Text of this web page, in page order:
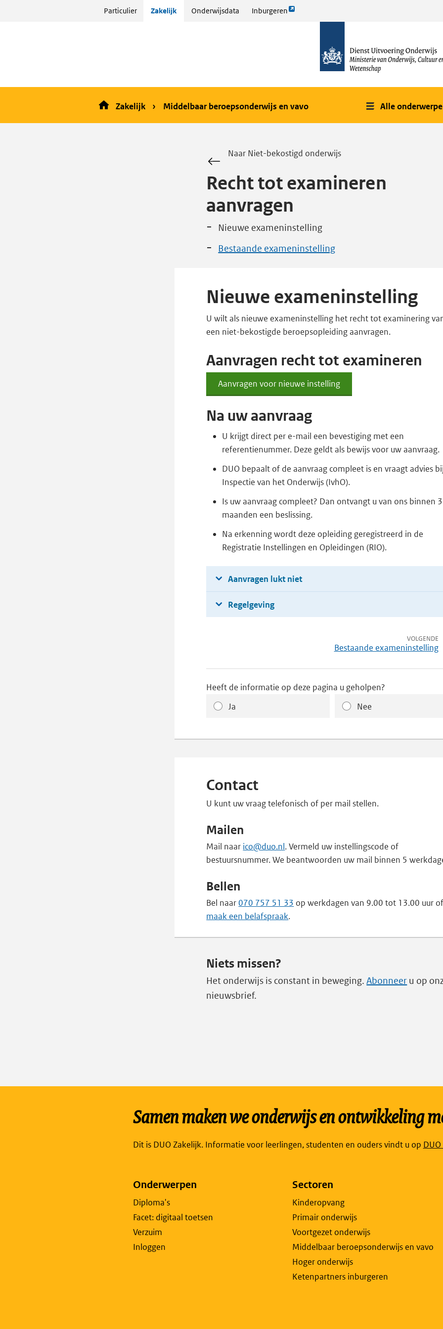
Particulier Zakelijk Onderwijsdata Inburgeren
Link
homepage
Zakelijk Middelbaar beroepsonderwijs en vavo Alle
Naar Niet-bekostigd onderwijs
Recht tot examineren
aanvragen
Nieuwe exameninstelling
Bestaande exameninstelling
Nieuwe exameninstelling
U wilt als nieuwe exameninstelling het recht tot examinering
een niet-bekostigde beroepsopleiding aanvragen.
Aanvragen recht tot examineren
Aanvragen voor nieuwe instelling
Aanvragen
voor
instelling
Na uw aanvraag
U krijgt direct per e-mail een bevestiging met een
referentienummer. Deze geldt als bewijs voor uw aanvraag.
DUO bepaalt of de aanvraag compleet is en vraagt advies
Inspectie van het Onderwijs (IvhO).
Is uw aanvraag compleet? Dan ontvangt u van ons binnen 3
maanden een beslissing.
Na erkenning wordt deze opleiding geregistreerd in de
Registratie Instellingen en Opleidingen (RIO).
Aanvragen lukt niet
Regelgeving
VOLGENDE
Bestaande exameninstelling
Heeft de informatie op deze pagina u geholpen?
Ja
Nee
Contact
U kunt uw vraag telefonisch of per mail stellen.
Mailen
Mail naar ico@duo.nl. Vermeld uw instellingscode of
bestuursnummer. We beantwoorden uw mail binnen 5
Bellen
Bel naar070 757 51 33 op werkdagen van 9.00 tot 13.00 uur
maak een belafspraak.
Niets missen?
Het onderwijs is constant in beweging.Abonneer u op
nieuwsbrief.
Samen maken we onderwijs en ontwikkeling
Dit is DUO Zakelijk. Informatie voor leerlingen, studenten en ouders vindt u op Link
Onderwerpen
Diploma's
Facet: digitaal toetsen
Verzuim
Inloggen
Sectoren
Kinderopvang
Primair onderwijs
Voortgezet onderwijs
Middelbaar beroepsonderwijs en vavo
Hoger onderwijs
Ketenpartners inburgeren